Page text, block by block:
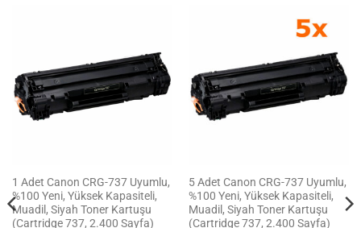
1 Adet Canon CRG-737 Uyumlu,
%100 Yeni, Yüksek Kapasiteli,
Muadil, Siyah Toner Kartuşu
(Cartridge 737, 2.400 Sayfa)
5 Adet Canon CRG-737 Uyumlu,
%100 Yeni, Yüksek Kapasiteli,
Muadil, Siyah Toner Kartuşu
(Cartridge 737, 2.400 Sayfa)